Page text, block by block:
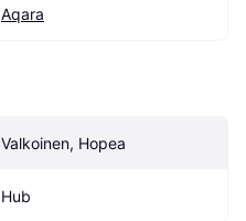
Aqara
Valkoinen, Hopea
Hub